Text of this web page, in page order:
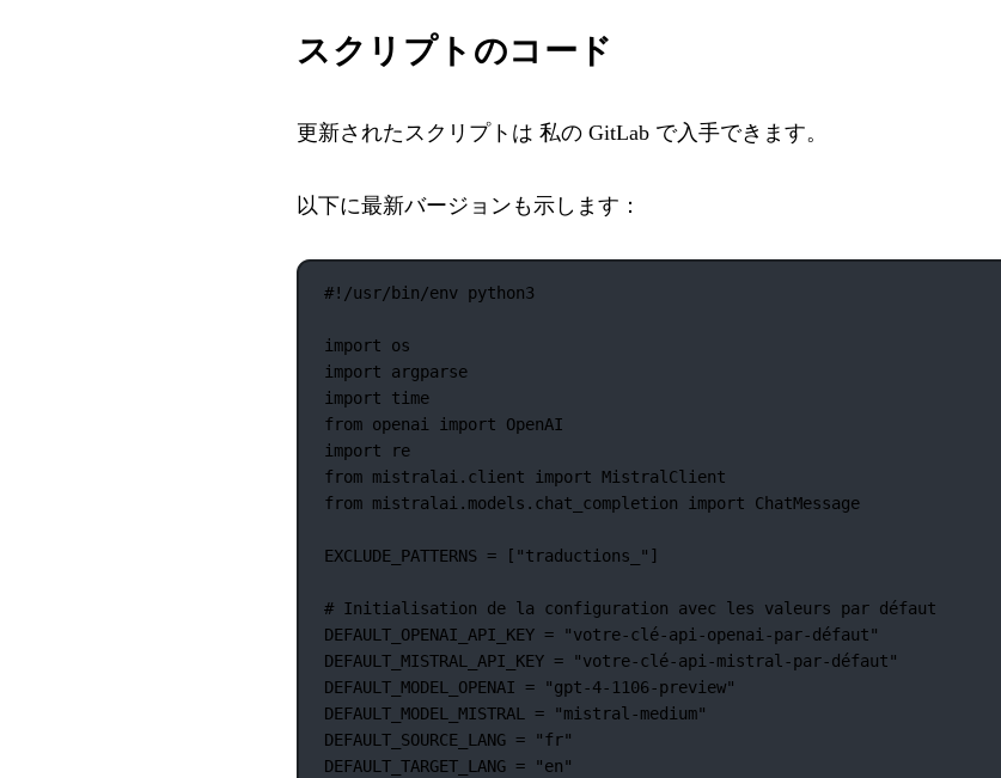
スクリプトのコード
更新されたスクリプトは 私の GitLab で入手できます。
以下に最新バージョンも示します：
#!/usr/bin/env python3
import os
import argparse
import time
from openai import OpenAI
import re
from mistralai.client import MistralClient
from mistralai.models.chat_completion import ChatMessage
EXCLUDE_PATTERNS = [ "traductions_" ]
# Initialisation de la configuration avec les valeurs par défaut
DEFAULT_OPENAI_API_KEY =
"votre-clé-api-openai-par-défaut"
DEFAULT_MISTRAL_API_KEY =
"votre-clé-api-mistral-par-défaut"
DEFAULT_MODEL_OPENAI =
"gpt-4-1106-preview"
DEFAULT_MODEL_MISTRAL =
"mistral-medium"
DEFAULT_SOURCE_LANG =
"fr"
DEFAULT_TARGET_LANG =
"en"